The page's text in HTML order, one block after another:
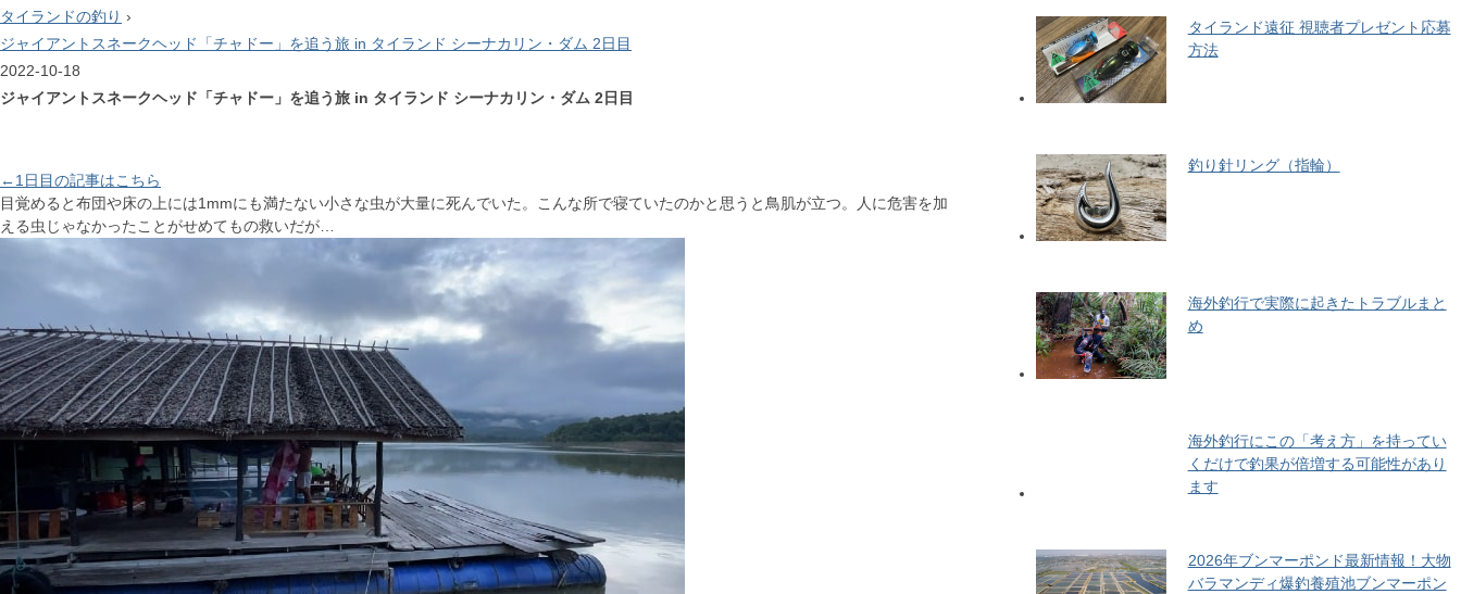
タイランドの釣り ›
ジャイアントスネークヘッド「チャドー」を追う旅 in タイランド シーナカリン・ダム 2日目
2022-10-18
ジャイアントスネークヘッド「チャドー」を追う旅 in タイランド シーナカリン・ダム 2日目
←1日目の記事はこちら
目覚めると布団や床の上には1mmにも満たない小さな虫が大量に死んでいた。こんな所で寝ていたのかと思うと鳥肌が立つ。人に危害を加
える虫じゃなかったことがせめてもの救いだが…
タイランド遠征 視聴者プレゼント応募
方法
釣り針リング（指輪）
海外釣行で実際に起きたトラブルまと
め
海外釣行にこの「考え方」を持ってい
くだけで釣果が倍増する可能性があり
ます
2026年ブンマーポンド最新情報！大物
バラマンディ爆釣養殖池ブンマーポン